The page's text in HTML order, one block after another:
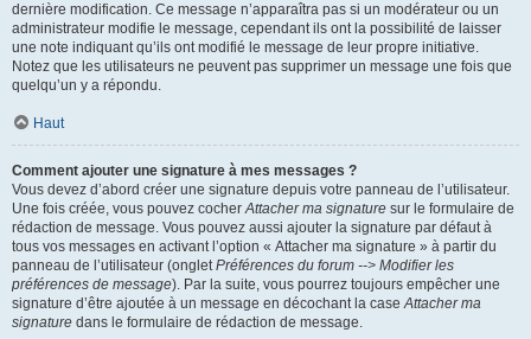
dernière modification. Ce message n’apparaîtra pas si un modérateur ou un
administrateur modifie le message, cependant ils ont la possibilité de laisser
une note indiquant qu’ils ont modifié le message de leur propre initiative.
Notez que les utilisateurs ne peuvent pas supprimer un message une fois que
quelqu’un y a répondu.
Haut
Comment ajouter une signature à mes messages ?
Vous devez d’abord créer une signature depuis votre panneau de l’utilisateur.
Une fois créée, vous pouvez cocherAttacher ma signature sur le formulaire de
rédaction de message. Vous pouvez aussi ajouter la signature par défaut à
tous vos messages en activant l’option « Attacher ma signature » à partir du
panneau de l’utilisateur (ongletPréférences du forum --> Modifier les
préférences de message). Par la suite, vous pourrez toujours empêcher une
signature d’être ajoutée à un message en décochant la caseAttacher ma
signature dans le formulaire de rédaction de message.